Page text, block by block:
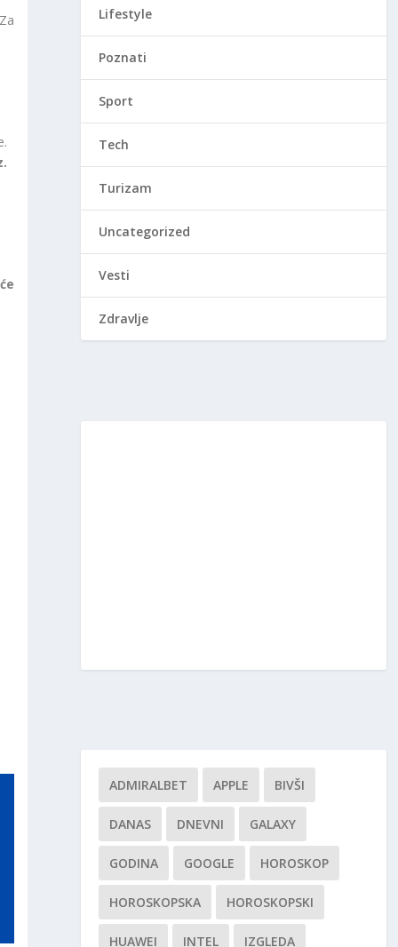
Lifestyle
Poznati
Sport
Tech
Turizam
Uncategorized
Vesti
Zdravlje
ADMIRALBET APPLE BIVŠI
DANAS DNEVNI GALAXY
GODINA GOOGLE HOROSKOP
HOROSKOPSKA HOROSKOPSKI
HUAWEI INTEL IZGLEDA